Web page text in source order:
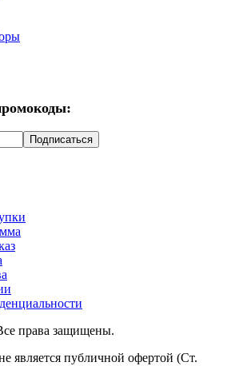
Подписаться
права защищены.
является публичной офертой (Ст.